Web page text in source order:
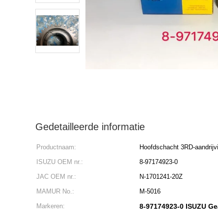
Gedetailleerde informatie
Productnaam: Hoofdschacht 3RD-
ISUZU OEM nr.:
8-97174923-0
JAC OEM nr.:
N-1701241-20Z
MAMUR No.:
M-5016
Markeren:
8-97174923-0 ISUZU